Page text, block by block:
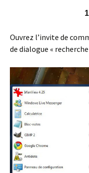
Ouvrez l’invite de
de dialogue «